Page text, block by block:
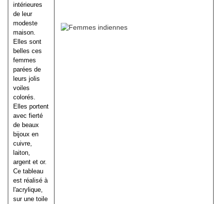
intérieures
de leur
modeste
maison.
Elles sont
belles ces
femmes
parées de
leurs jolis
voiles
colorés.
Elles portent
avec fierté
de beaux
bijoux en
cuivre,
laiton,
argent et or.
Ce tableau
est réalisé à
l'acrylique,
sur une toile